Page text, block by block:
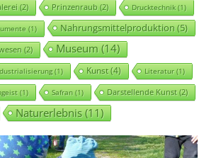
(2) Prinzenraub(2) Drucktechnik(1)
(1) Nahrungsmittelproduktion(5)
(2) Museum(14)
(1) Kunst(4) Literatur(1)
(1) Safran(1) Darstellende Kunst(2)
Naturerlebnis(11)